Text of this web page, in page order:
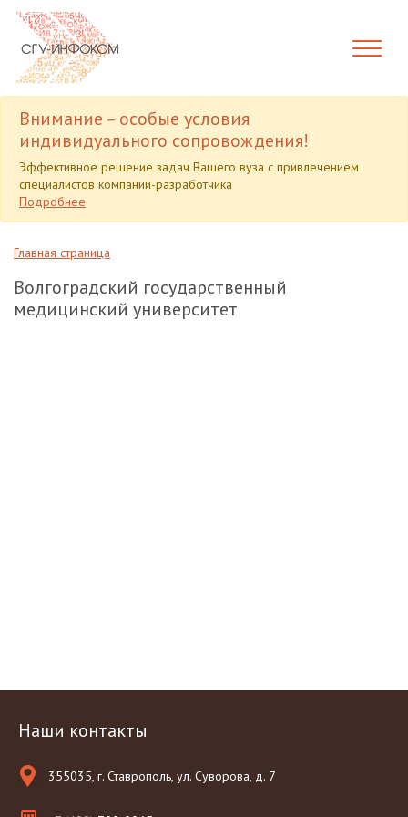
Внимание – особые условия
индивидуального сопровождения!
Эффективное решение задач Вашего вуза с привлечением
специалистов компании-разработчика
Подробнее
Главная страница
Волгоградский государственный
медицинский университет
Наши контакты
355035, г. Ставрополь, ул. Суворова, д. 7